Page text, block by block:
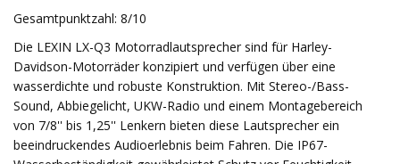
Gesamtpunktzahl: 8/10
Die LEXIN LX-Q3 Motorradlautsprecher sind für Harley-
Davidson-Motorräder konzipiert und verfügen über eine
wasserdichte und robuste Konstruktion. Mit Stereo-/Bass-
Sound, Abbiegelicht, UKW-Radio und einem Montagebereich
von 7/8'' bis 1,25'' Lenkern bieten diese Lautsprecher ein
beeindruckendes Audioerlebnis beim Fahren. Die IP67-